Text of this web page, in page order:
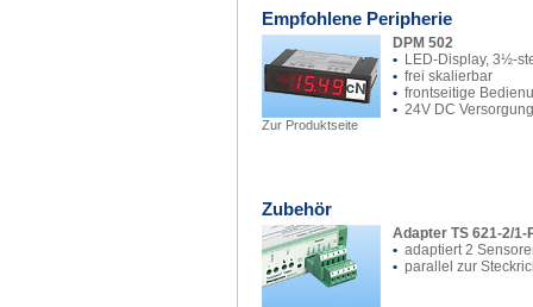
Empfohlene Peripherie
Zur Produktseite
DPM 502
• LED-Display, 3½-
• frei skalierbar
• frontseitige
• 24V DC Versorgung
Zubehör
Adapter TS 621-2/1-
• adaptiert 2
• parallel zur